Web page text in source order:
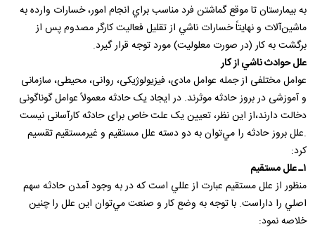
به‌ بيمارستان‌ تا موقع‌ گماشتن‌ فرد مناسب‌ براي‌ انجام‌ امور، خسارات‌ وارده‌ به‌
ماشين‌آلات‌ و نهايتاً خسارات‌ ناشي‌ از تقليل‌ فعاليت‌ كارگر مصدوم‌ پس‌ از
برگشت‌ به‌ كار (در صورت‌ معلوليت‌) مورد توجه‌ قرار گيرد.
علل‌ حوادث‌ ناشي‌ از كار
عوامل مختلفی از جمله عوامل مادی، فیزیولوژیکی، روانی، محیطی، سازمانی
و آموزشی در بروز حادثه موثرند. در ایجاد یک حادثه معمولاً عوامل گوناگونی
دخالت دارند،از این نظر، تعیین یک علت خاص برای حادثه کارآسانی نیست
.علل بروز حادثه را مي‌توان‌ به‌ دو دسته‌ علل‌ مستقيم‌ و غيرمستقيم‌ تقسيم‌
كرد:
۱ـ علل‌ مستقيم‌
منظور از علل‌ مستقيم‌ عبارت‌ از عللي‌ است‌ كه‌ در به‌ وجود آمدن‌ حادثه‌ سهم‌
اصلي‌ را داراست‌. با توجه‌ به‌ وضع‌ كار و صنعت‌ مي‌توان‌ اين‌ علل‌ را چنين‌
خلاصه‌ نمود: